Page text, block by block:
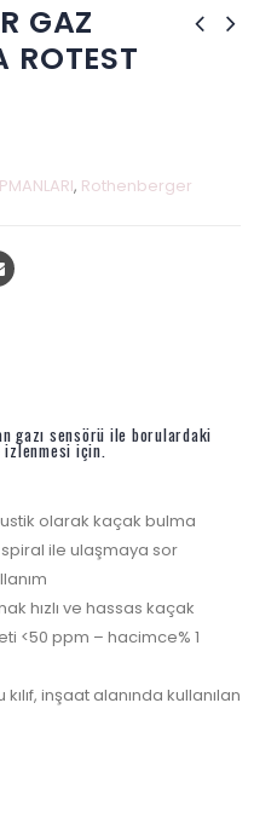
GAZ
, Rothenberger
gazı sensörü ile borulardaki
izlenmesi için.
olarak kaçak bulma
ile ulaşmaya sor
hızlı ve hassas kaçak
<50 ppm – hacimce% 1
inşaat alanında kullanılan